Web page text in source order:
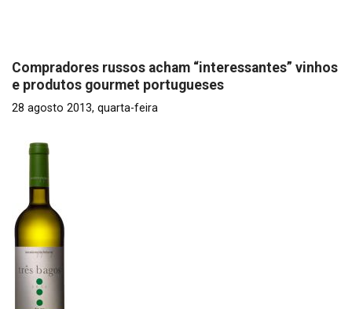
Compradores russos acham “interessantes” vinhos
e produtos gourmet portugueses
28 agosto 2013, quarta-feira